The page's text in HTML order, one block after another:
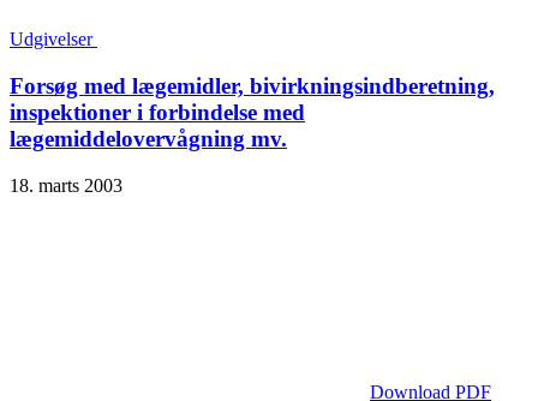
Udgivelser
Forsøg med lægemidler, bivirkningsindberetning,
inspektioner i forbindelse med
lægemiddelovervågning mv.
18. marts 2003
Download PDF